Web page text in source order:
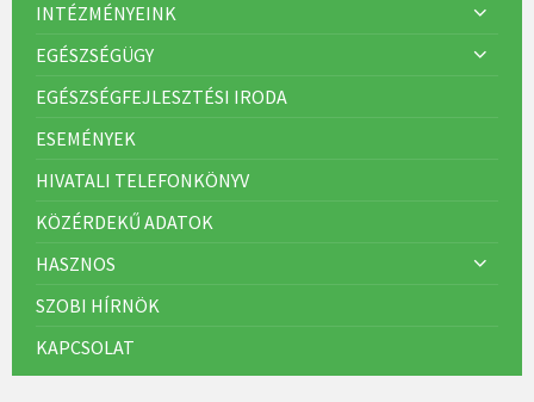
INTÉZMÉNYEINK
EGÉSZSÉGÜGY
EGÉSZSÉGFEJLESZTÉSI IRODA
ESEMÉNYEK
HIVATALI TELEFONKÖNYV
KÖZÉRDEKŰ ADATOK
HASZNOS
SZOBI HÍRNÖK
KAPCSOLAT